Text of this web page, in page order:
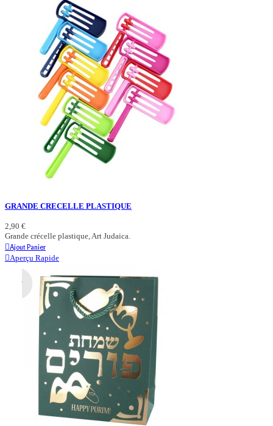
GRANDE CRECELLE PLASTIQUE
2,90 €
Grande crécelle plastique, Art Judaica.
Ajout Panier
Aperçu Rapide